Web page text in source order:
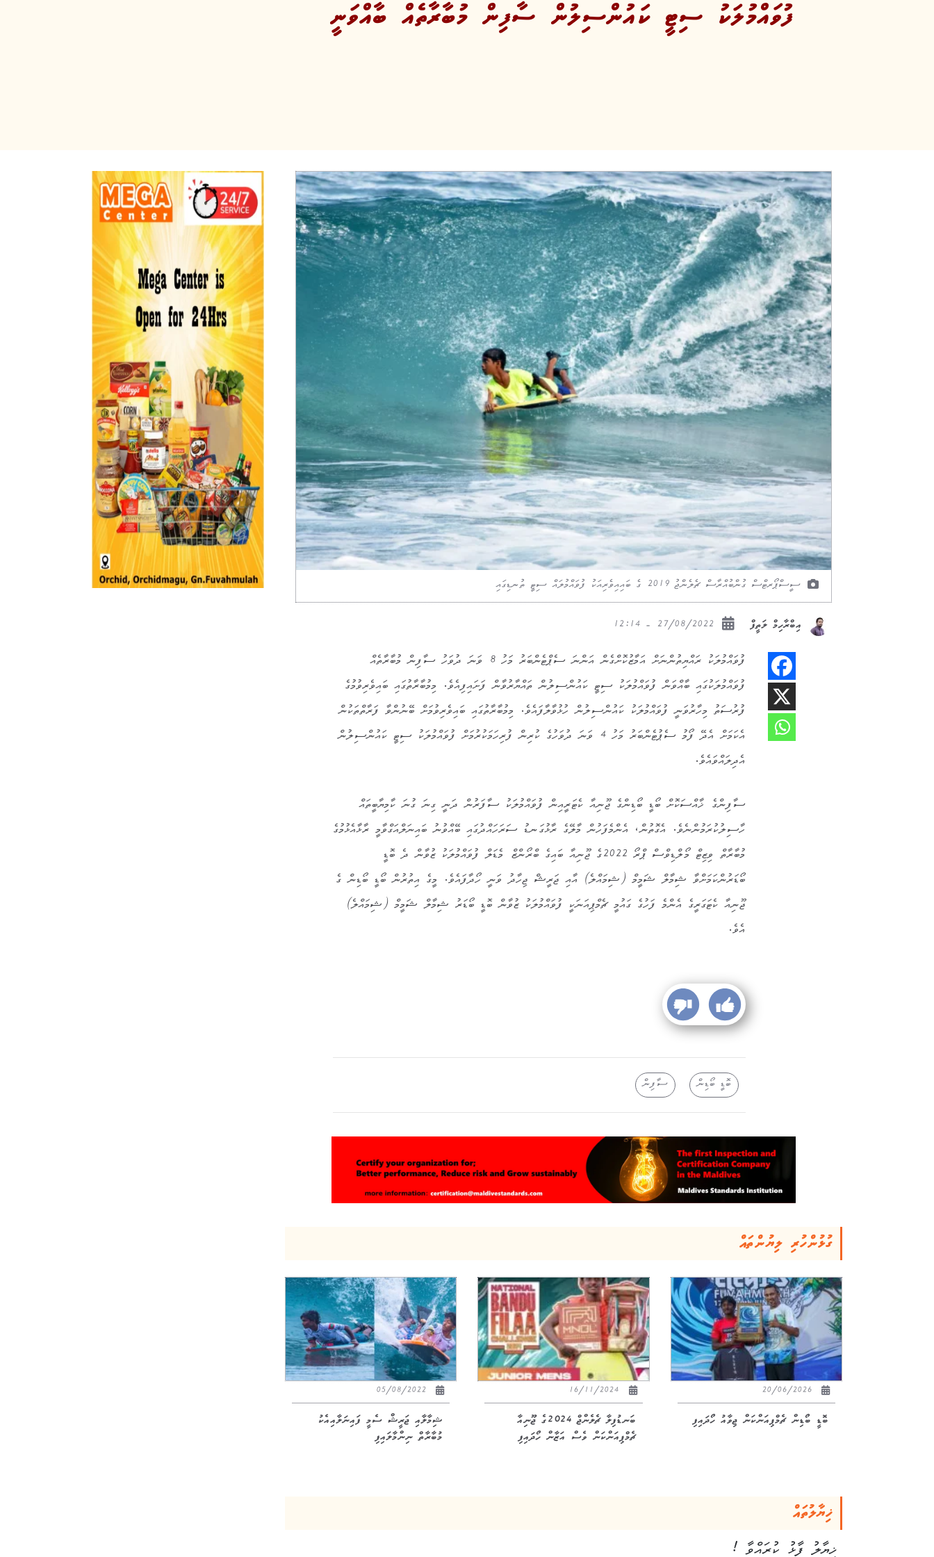
ފުވައްމުލަކު ސިޓީ ކައުންސިލުން ސާފިން މުބާރާތެއް ބާއްވަނީ
ސީސްޕޯރޓްސް ގުންބުއްރާސް ޗެލެންޖު 2019 ގެ ބައިއިވެރިއަކު ފުވައްމުލައް ސިޓީ ތުނޑިގައި
އިބްރާހިމް ލަތީފް
ފުވައްމުލަކު ރައްޔިތުންނަށް އަމާޒުކޮށްގެން އަންނަ ސެޕްޓެންބަރު މަހު 8 ވަނަ ދުވަހު ސާފިން މުބާރާތެއް
ފުވައްމުލަކުގައި ބާއްވަން ފުވައްމުލަކު ސިޓީ ކައުންސިލުން ތައްޔާރުވާން ފަށައިފިއެވެ. މިމުބާރާތުގައި ބައިވެރިވުމުގެ
ފުރުސަތު މިހާރުވަނީ ފުވައްމުލަކު ކައުންސިލުން ހުޅުވާލާފައެވެ. މިމުބާރާތުގައި ބައިވެރިވުމަށް ބޭނުންވާ ފަރާތްތަކުން
އެކަމަށް އެދޭ ފޯމު ސެޕުޓެންބަރު މަހު 4 ވަނަ ދުވަހުގެ ކުރިން ފުރިހަމަކުރުމަށް ފުވައްމުލަކު ސިޓީ ކައުންސިލުން
އެދިލައްވައެވެ.
ސާފިންގެ ޚާއްސަކޮށް ބޯޑީ ބޯޑިންގެ ޖޫނިއާ ކެޓަރީއިން ފުވައްމުލަކު ސާފަރުން ދަނީ ގިނަ ގުނަ ކާމިޔާބީތައް
ހާސިލުކުރަމުންނެވެ. އެގޮތުން، އެންމެފަހުން މާލޭގެ ރާޅުގަނޑު ސަރަހައްދުގައި ބޭއްވުނު ބައިނަލްއަގްވާމީ ރާޅާއެޅުމުގެ
މުބާރާތް ވިޒިޓް މޯލްޑިވްސް ޕްރޯ 2022ގެ ޖޫނިއާ ބައިގެ ބްރޯންޒް މެޑަލް ފުވައްމުލަކު ޒުވާން ދެ ބޮޑީ
ބޯޑަރުންކަމަށްވާ ޝިމާލް ޝަމީމް (ޝިމައްލެ) އާއި ޖަރީޝް ޖިހާދު ވަނީ ހޯދާފައެވެ. މީގެ އިތުރުން ބޯޑީ ބޯޑިން ގެ
ޖޫނިއާ ކެޓަގަރީގެ އެންމެ ފަހުގެ ގައުމީ ޗެމްޕިއަނަކީ ފުވައްމުލަކު ޒުވާން ބޮޑީ ބޯޑަރު ޝިމާލް ޝަމީމް (ޝިމައްލެ)
އެވެ.
ބޮޑީ ބޯޑިން ސާފިން
ގުޅުންހުރި ލިޔުންތައް
20/06/2026
ބޮޑީ ބޯޑިން ޗެމްޕިއަންކަން ޖިވާއު ހޯދައިފި
ބަނޑުފިލާ ޗެލެންޖް 2024ގެ ޖޫނިއާ
ޗެމްޕިއަންކަން ވެސް އަޒާން ހޯދައިފި
05/08/2022
ޝިމާލާއި ޖަރީޝް ސެމީ ފައިނަލާއިއެކު
މުބާރާތް ނިންމާލައިފި
ޚިޔާލުތައް
ޚިޔާލު ފާޅު ކުރައްވާ !